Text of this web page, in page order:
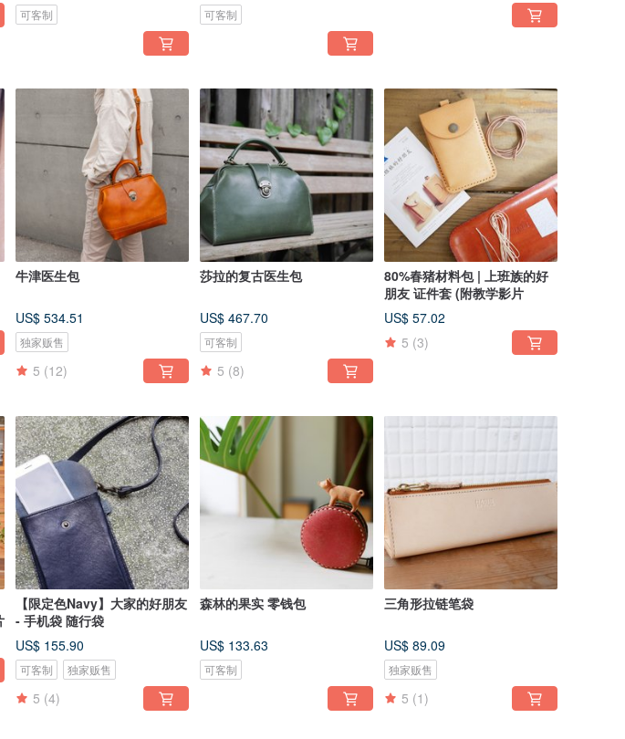
可客制 可客制
牛津医生包
US$ 534.51
独家贩售
5 (12)
莎拉的复古医生包
US$ 467.70
可客制
5 (8)
80%春猪材料包 | 上班族的好
朋友 证件套 (附教学影片
US$ 57.02
5 (3)
【限定色Navy】大家的好朋友
- 手机袋 随行袋
US$ 155.90
可客制 独家贩售
5 (4)
森林的果实 零钱包
US$ 133.63
可客制
三角形拉链笔袋
US$ 89.09
独家贩售
5 (1)